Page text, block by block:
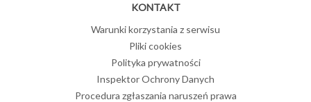
KONTAKT
Warunki korzystania z serwisu
Pliki cookies
Polityka prywatności
Inspektor Ochrony Danych
Procedura zgłaszania naruszeń prawa